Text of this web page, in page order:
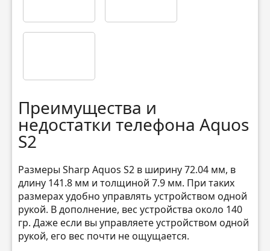
Преимущества и
недостатки телефона Aquos
S2
Размеры Sharp Aquos S2 в ширину 72.04 мм, в
длину 141.8 мм и толщиной 7.9 мм. При таких
размерах удобно управлять устройством одной
рукой. В дополнение, вес устройства около 140
гр. Даже если вы управляете устройством одной
рукой, его вес почти не ощущается.